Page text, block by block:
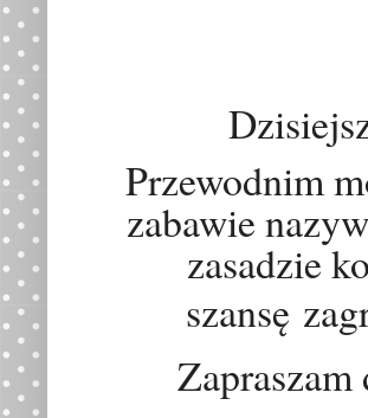
Przewodnim
zabawie
zasadzie
szansę